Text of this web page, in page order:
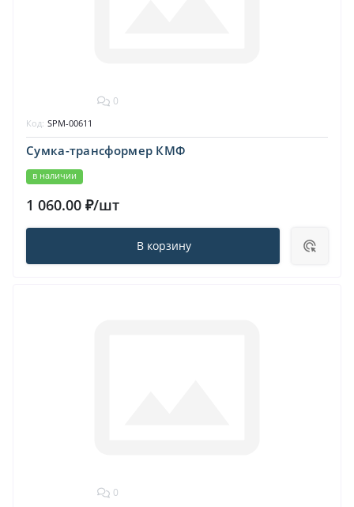
0
Сумка-трансформер КМФ
в наличии
Код: SPM-00611
1 060.00 ₽/шт
В корзину
0